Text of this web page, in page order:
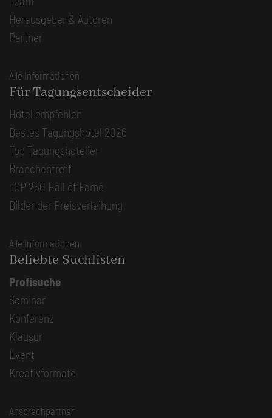
Herausgeber & Autoren
Partner
Alle Informationen
Für Tagungsentscheider
Hotel empfehlen
Bestes Tagungshotel 2026
Top Tagungshotelier
Branchentreff
TOP 250 Hall of Fame
Bilder der Preisverleihung
Alle Informationen
Beliebte Suchlisten
Profisuche
Seminar
Konferenz
Klausur
Event
Kreativformate
Ansprechpartner